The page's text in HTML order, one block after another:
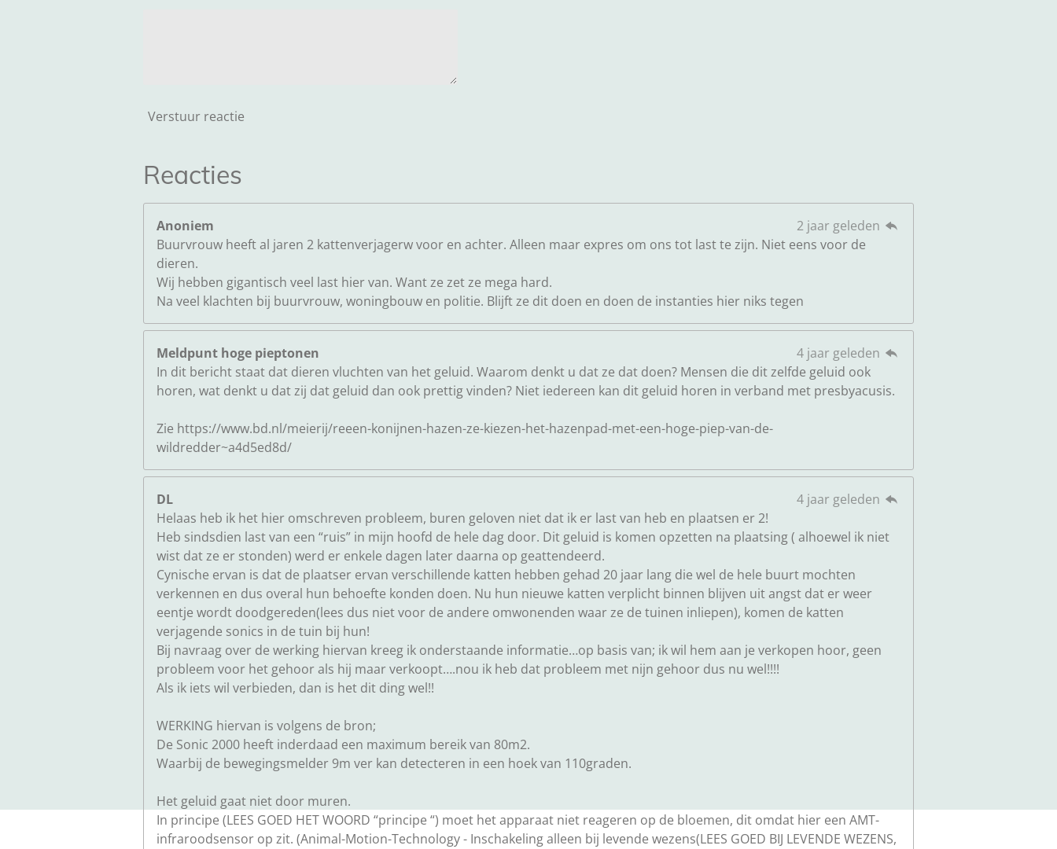
Verstuur reactie
Reacties
Anoniem
2 jaar geleden
Buurvrouw heeft al jaren 2 kattenverjagerw voor en achter. Alleen maar expres om ons tot last te zijn. Niet eens voor de
dieren.
Wij hebben gigantisch veel last hier van. Want ze zet ze mega hard.
Na veel klachten bij buurvrouw, woningbouw en politie. Blijft ze dit doen en doen de instanties hier niks tegen
Meldpunt hoge pieptonen
4 jaar geleden
In dit bericht staat dat dieren vluchten van het geluid. Waarom denkt u dat ze dat doen? Mensen die dit zelfde geluid ook
horen, wat denkt u dat zij dat geluid dan ook prettig vinden? Niet iedereen kan dit geluid horen in verband met presbyacusis.
Zie https://www.bd.nl/meierij/reeen-konijnen-hazen-ze-kiezen-het-hazenpad-met-een-hoge-piep-van-de-
wildredder~a4d5ed8d/
DL
4 jaar geleden
Helaas heb ik het hier omschreven probleem, buren geloven niet dat ik er last van heb en plaatsen er 2!
Heb sindsdien last van een “ruis” in mijn hoofd de hele dag door. Dit geluid is komen opzetten na plaatsing ( alhoewel ik niet
wist dat ze er stonden) werd er enkele dagen later daarna op geattendeerd.
Cynische ervan is dat de plaatser ervan verschillende katten hebben gehad 20 jaar lang die wel de hele buurt mochten
verkennen en dus overal hun behoefte konden doen. Nu hun nieuwe katten verplicht binnen blijven uit angst dat er weer
eentje wordt doodgereden(lees dus niet voor de andere omwonenden waar ze de tuinen inliepen), komen de katten
verjagende sonics in de tuin bij hun!
Bij navraag over de werking hiervan kreeg ik onderstaande informatie…op basis van; ik wil hem aan je verkopen hoor, geen
probleem voor het gehoor als hij maar verkoopt….nou ik heb dat probleem met nijn gehoor dus nu wel!!!!
Als ik iets wil verbieden, dan is het dit ding wel!!
WERKING hiervan is volgens de bron;
De Sonic 2000 heeft inderdaad een maximum bereik van 80m2.
Waarbij de bewegingsmelder 9m ver kan detecteren in een hoek van 110graden.
Het geluid gaat niet door muren.
In principe (LEES GOED HET WOORD “principe “) moet het apparaat niet reageren op de bloemen, dit omdat hier een AMT-
infraroodsensor op zit. (Animal-Motion-Technology - Inschakeling alleen bij levende wezens(LEES GOED BIJ LEVENDE WEZENS,